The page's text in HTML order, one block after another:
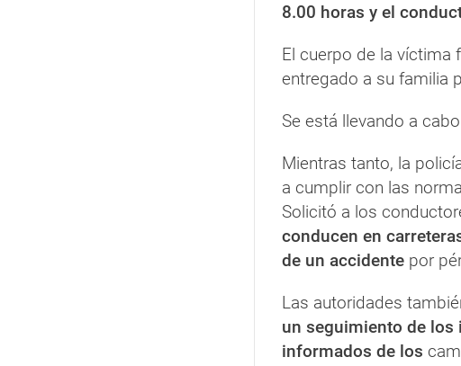
8.00 horas y el
El cuerpo de la víctima
entregado a su familia
Se está llevando a
Mientras tanto, la
a cumplir con las
Solicitó a los
conducen en
de un accidente por
Las autoridades
un seguimiento de
informados de los